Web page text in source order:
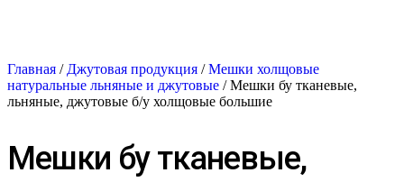
Главная / Джутовая продукция /Мешки холщовые
натуральные льняные и джутовые / Мешки бу тканевые,
льняные, джутовые б/у холщовые большие
Мешки бу тканевые,